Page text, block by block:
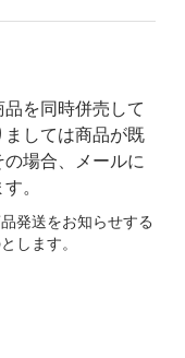
を同時併売して
しては商品が既
場合、メールに
。
発送をお知らせする
します。